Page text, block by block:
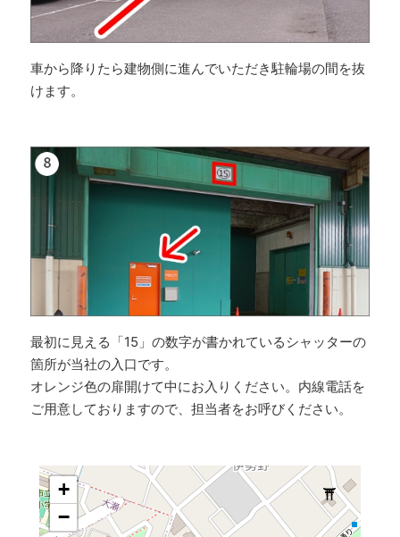
車から降りたら建物側に進んでいただき駐輪場の間を抜
けます。
最初に見える「15」の数字が書かれているシャッターの
箇所が当社の入口です。
オレンジ色の扉開けて中にお入りください。内線電話を
ご用意しておりますので、担当者をお呼びください。
+
−